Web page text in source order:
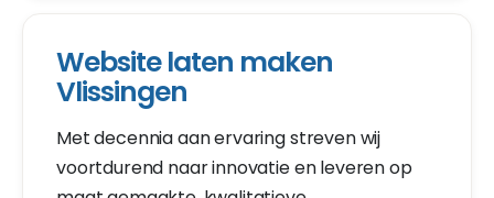
Website laten maken
Vlissingen
Met decennia aan ervaring streven wij
voortdurend naar innovatie en leveren op